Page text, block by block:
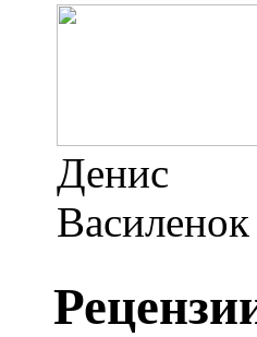
Денис
Василенок